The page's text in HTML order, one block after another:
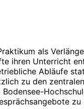
als
ihren Unterricht
Abläufe
zu den
zu